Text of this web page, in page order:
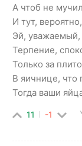
А чтоб не
И тут,
Эй, уважаемый,
Терпение,
Только за
В яичнице, что
Тогда ваши
11 -1